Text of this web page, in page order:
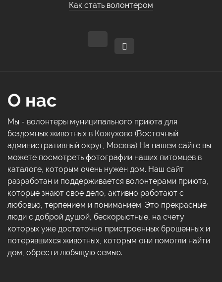
Как стать волонтером
О нас
Мы - волонтеры муниципального приюта для
бездомных животных в Кожухово (Восточный
административный округ, Москва) На нашем сайте вы
можете посмотреть фотографии наших питомцев в
каталоге, которым очень нужен дом. Наш сайт
разработан и поддерживается волонтерами приюта,
которые знают свое дело, активно работают с
любовью, терпением и пониманием. Это прекрасные
люди с доброй душой, бескорыстные, на счету
которых уже достаточно пристроенных брошенных и
потерявшихся животных, которым они помогли найти
дом, обрести любящую семью.